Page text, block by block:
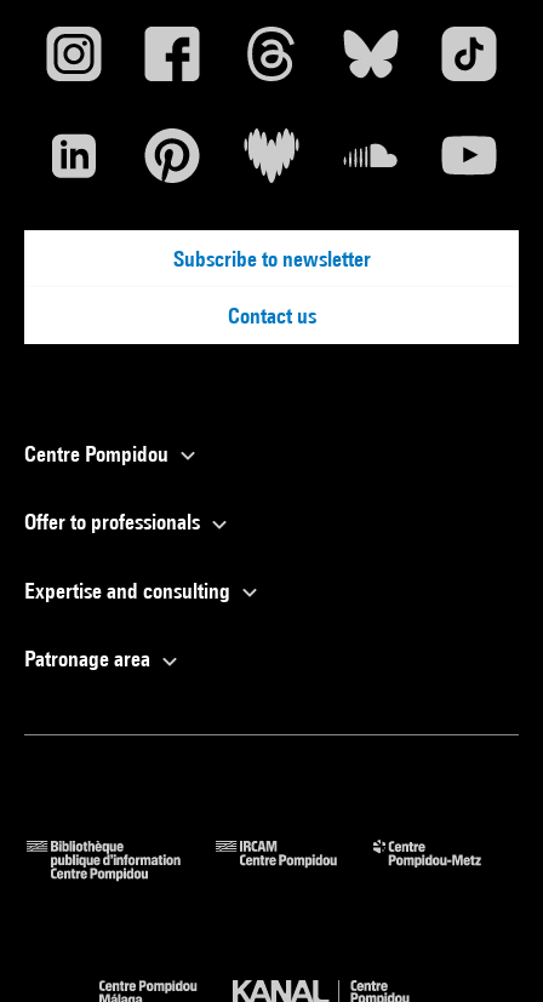
Subscribe to newsletter
Contact us
Centre Pompidou
Offer to professionals
Expertise and consulting
Patronage area